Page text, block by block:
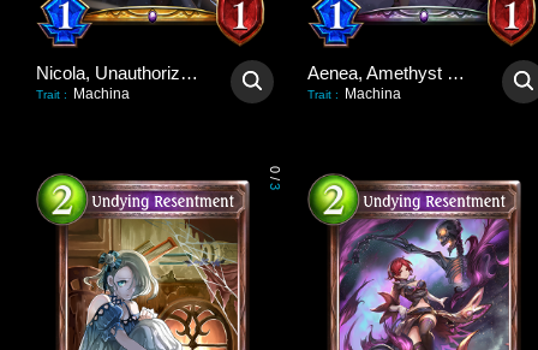
Nicola, Unauthorized Hope
Trait : Machina
Aenea, Amethyst Creator
Trait : Machina
0
/
3